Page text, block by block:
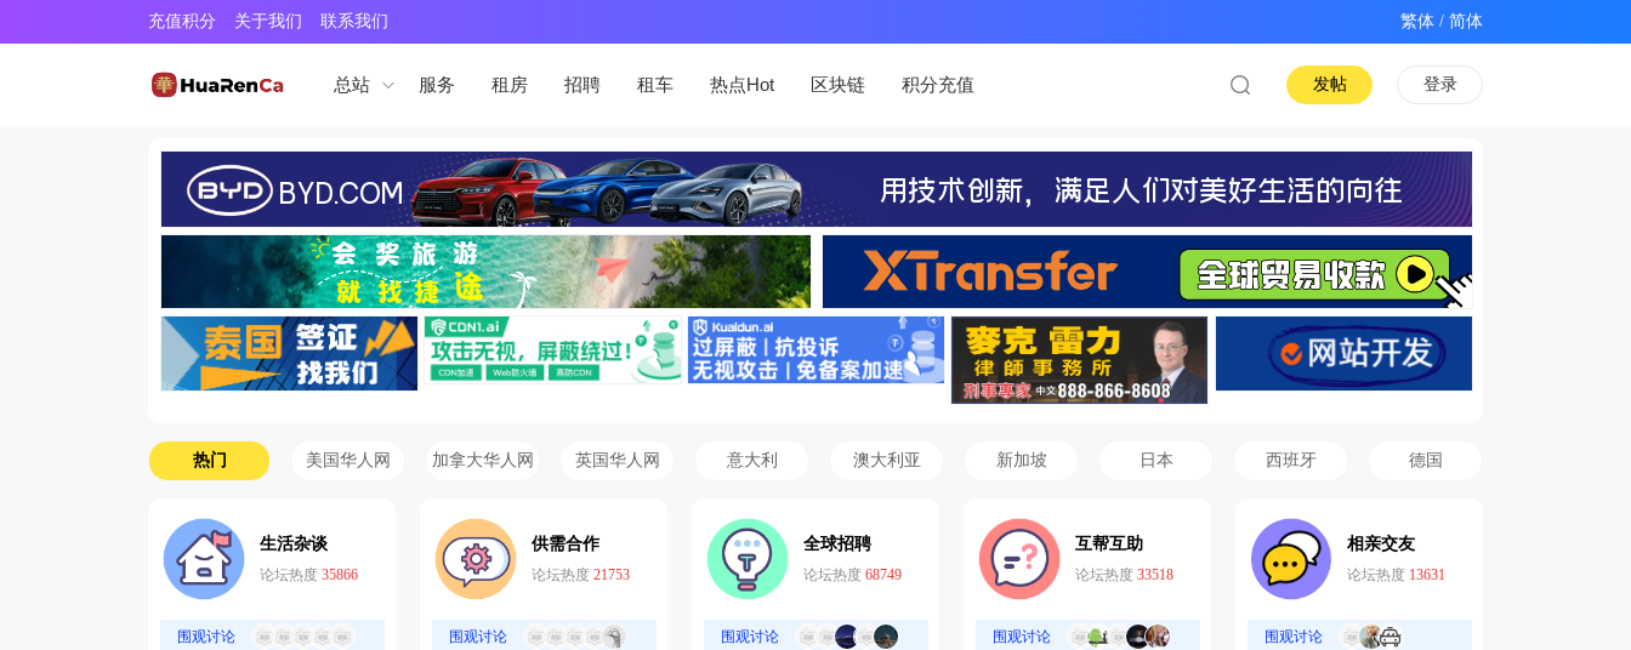
充值积分 关于我们 联系我们 /
总站 服务 租房 招聘 租车 热点Hot 区块链 积分充值 登录
发帖
热门 美国华人网 加拿大华人网 英国华人网 意大利 澳大利亚 新加坡 日本 西班牙 德国
生活杂谈
论坛热度 35866
围观讨论
供需合作
论坛热度 21753
围观讨论
全球招聘
论坛热度 68749
围观讨论
互帮互助
论坛热度 33518
围观讨论
相亲交友
论坛热度 13631
围观讨论